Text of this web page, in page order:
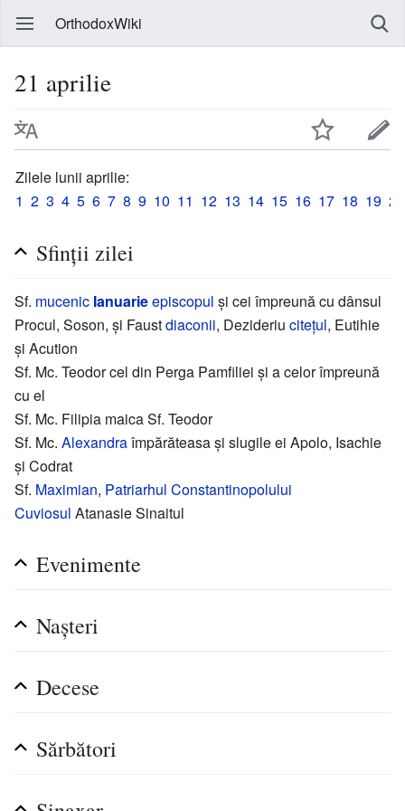
OrthodoxWiki
21 aprilie
Zilele lunii aprilie:
1 2 3 4 5 6 7 8 9 10 11 12 13 14 15 16 17 18 19 20
Sfinţii zilei
Sf. mucenic Ianuarieepiscopul și cei împreună cu dânsul
Procul, Soson, și Faustdiaconii, Dezideriu citețul, Eutihie
și Acution
Sf. Mc. Teodor cel din Perga Pamfiliei și a celor împreună
cu el
Sf. Mc. Filipia maica Sf. Teodor
Sf. Mc. Alexandraîmpărăteasa și slugile ei Apolo, Isachie
și Codrat
Sf. Maximian, Patriarhul Constantinopolului
Cuviosul Atanasie Sinaitul
Evenimente
Naşteri
Decese
Sărbători